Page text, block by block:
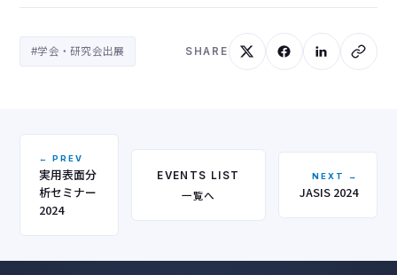
#学会・研究会出展 SHARE
← PREV
実用表面分
析セミナー
2024
EVENTS LIST
一覧へ
NEXT →
JASIS 2024